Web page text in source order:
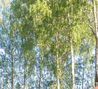
google.com